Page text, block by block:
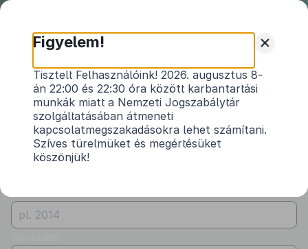
Önkormányzati
rendeletek
Önkormányzati rendeletek
Vármegye
Vas
Kibocsátó
Kerkáskápolna Község Önkormányzata
+
Figyelem!
Tisztelt Felhasználóink! 2026. augusztus 8-
án 22:00 és 22:30 óra között karbantartási
munkák miatt a Nemzeti Jogszabálytár
szolgáltatásában átmeneti
kapcsolatmegszakadásokra lehet számítani.
Szíves türelmüket és megértésüket
köszönjük!